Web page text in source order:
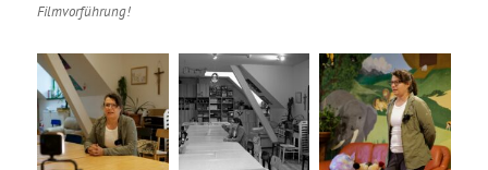
Filmvorführung!